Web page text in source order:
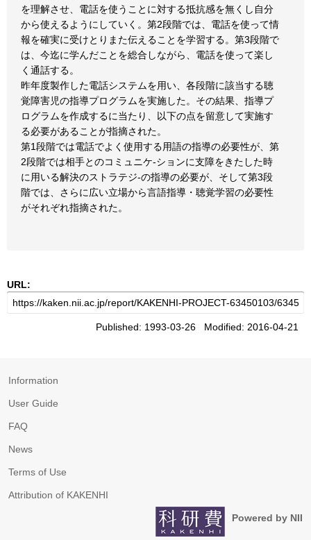
を理解させ、電話を使うことに対する抵抗感を無くし自分
から使えるようにしていく。第2段階では、電話を使って情
報を確実に受けとりまた伝えることを学習する。第3段階で
は、今迄に学んだことを総合しながら、電話を使って楽し
く通話する。
昨年度製作した電話システムを用い、各段階に該当する聴
覚障害児の指導プログラムを実施した。その結果、指導プ
ログラムを作成するに当たり、以下の点を留意して実施す
る必要があることが指摘された。
第1段階では電話でよく使用する用語の指導の必要性が、第
2段階では相手とのコミュニケ-ションに支障をきたした時
に用いる解決のストラテジ-の指導の必要が、そして第3段
階では、さらに広い立場から言語指導・聴覚学習の必要性
がそれぞれ指摘された。
URL:
Published: 1993-03-26 Modified: 2016-04-21
Information
User Guide
FAQ
News
Terms of Use
Attribution of KAKENHI
Powered by NII